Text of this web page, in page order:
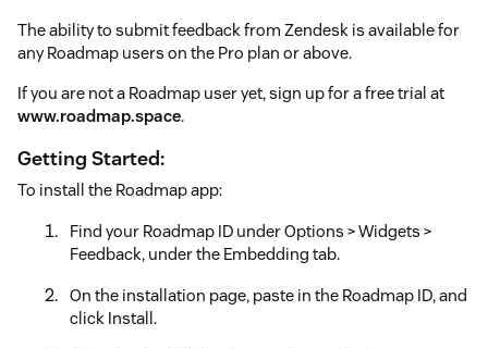
The ability to submit feedback from Zendesk is available for
any Roadmap users on the Pro plan or above.
If you are not a Roadmap user yet, sign up for a free trial at
www.roadmap.space.
Getting Started:
To install the Roadmap app:
Find your Roadmap ID under Options > Widgets >
Feedback, under the Embedding tab.
On the installation page, paste in the Roadmap ID, and
click Install.